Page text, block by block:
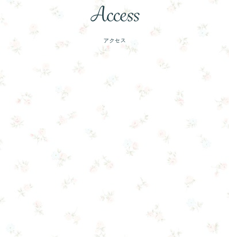
Access
アクセス